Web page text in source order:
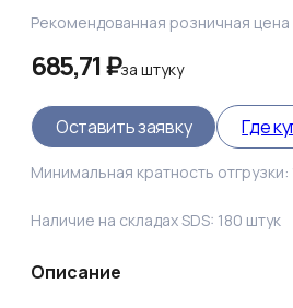
Рекомендованная розничная цена
685,71 ₽заштуку
Оставить заявку Где
Минимальная кратность отгрузки:
Наличие на складах SDS: 180 штук
Описание